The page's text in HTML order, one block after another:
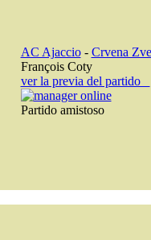
AC Ajaccio- Crvena
François Coty
ver la previa del partido
Partido amistoso